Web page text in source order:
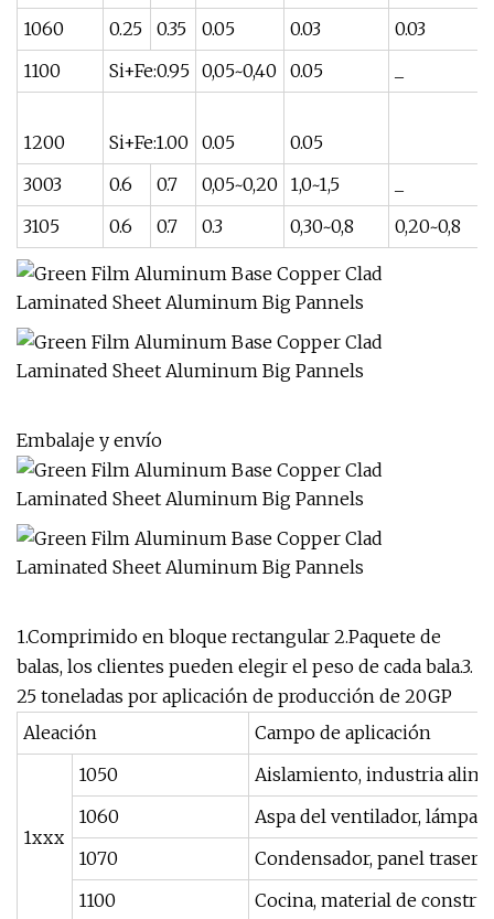
1060 0.25 0.35 0.05 0.03 0.03
1100
Si+Fe:0.95 0,05~0,40 0.05
1200 Si+Fe:1.00 0.05 0.05
3003
0.6 0.7 0,05~0,20 1,0~1,5
3105
0.6 0.7 0.3 0,30~0,8 0,20~0,8
Embalaje y envío
1.Comprimido en bloque rectangular 2.Paquete de
balas, los clientes pueden elegir el peso de cada bala.3.
25 toneladas por aplicación de producción de 20GP
Aleación
Campo de aplicación
1xxx
1050
Aislamiento, industria
1060
Aspa del ventilador,
1070
Condensador, panel
1100
Cocina, material de